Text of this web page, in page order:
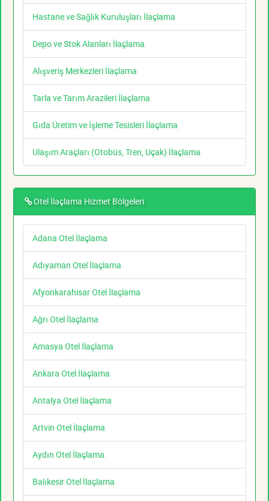
Hastane ve Sağlık Kuruluşları İlaçlama
Depo ve Stok Alanları İlaçlama
Alışveriş Merkezleri İlaçlama
Tarla ve Tarım Arazileri İlaçlama
Gıda Üretim ve İşleme Tesisleri İlaçlama
Ulaşım Araçları (Otobüs, Tren, Uçak) İlaçlama
Otel İlaçlama Hizmet Bölgeleri
Adana Otel İlaçlama
Adıyaman Otel İlaçlama
Afyonkarahisar Otel İlaçlama
Ağrı Otel İlaçlama
Amasya Otel İlaçlama
Ankara Otel İlaçlama
Antalya Otel İlaçlama
Artvin Otel İlaçlama
Aydın Otel İlaçlama
Balıkesir Otel İlaçlama